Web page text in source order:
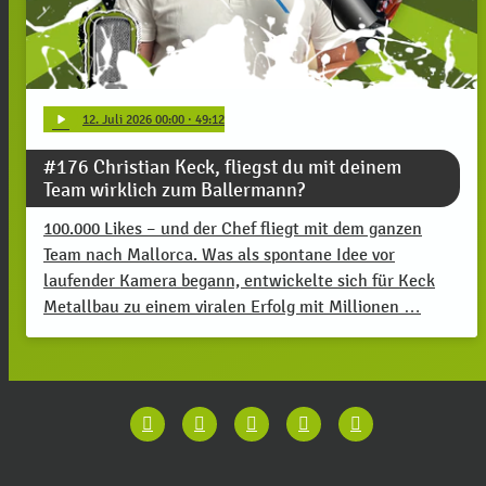
play_arrow 12. Juli 2026 00:00 · 49:12
#176 Christian Keck, fliegst du mit deinem
Team wirklich zum Ballermann?
100.000 Likes – und der Chef fliegt mit dem ganzen
Team nach Mallorca. Was als spontane Idee vor
laufender Kamera begann, entwickelte sich für Keck
Metallbau zu einem viralen Erfolg mit Millionen …